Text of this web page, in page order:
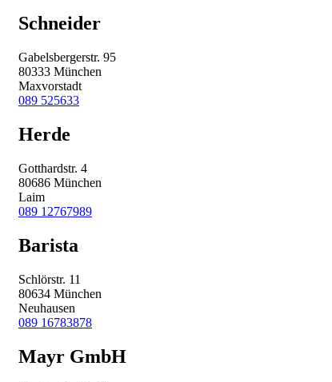
Schneider
Gabelsbergerstr. 95
80333 München
Maxvorstadt
089 525633
Herde
Gotthardstr. 4
80686 München
Laim
089 12767989
Barista
Schlörstr. 11
80634 München
Neuhausen
089 16783878
Mayr GmbH